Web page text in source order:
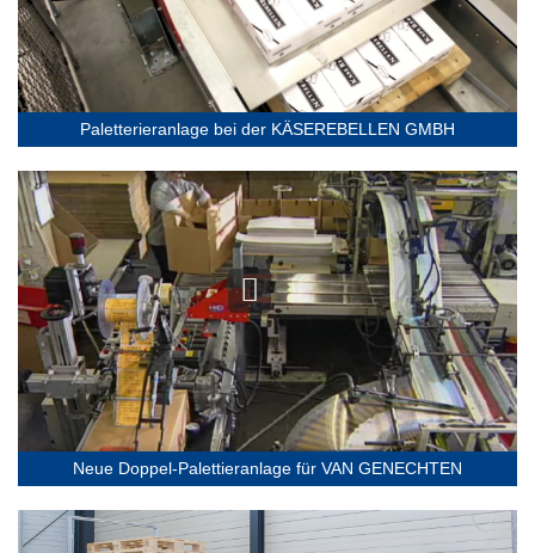
Paletterieranlage bei der KÄSEREBELLEN GMBH
Neue Doppel-Palettieranlage für VAN GENECHTEN